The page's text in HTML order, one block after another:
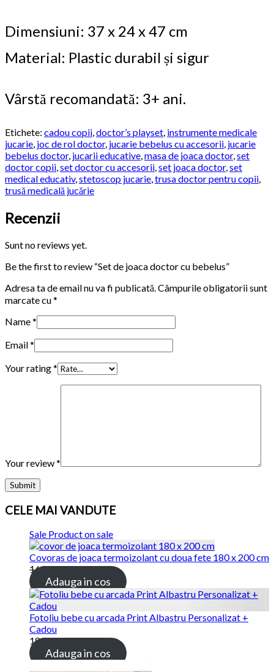
Dimensiuni: 37 x 24 x 47 cm
Material: Plastic durabil și sigur
Vârstă recomandată: 3+ ani.
Etichete: cadou copii,doctor’s playset, instrumente medicale
jucarie, joc de rol doctor, jucarie bebelus cu accesorii, jucarie
bebelus doctor, jucarii educative,masa de joaca doctor,set
doctor copii,set doctor cu accesorii,set joaca doctor,set
medical educativ,stetoscop jucarie,trusa doctor pentru copii,
trusă medicală jucărie
Recenzii
Sunt no reviews yet.
Be the first to review “Set de joaca doctor cu bebelus”
Adresa ta de email nu va fi publicată.Câmpurile obligatorii sunt
marcate cu*
Name*
Email*
Your rating*
Your review*
CELE MAI VANDUTE
Sale Product on sale
Covoras de joaca termoizolant cu doua fete 180 x 200 cm
169.00lei115.00lei
Adauga in cos
Fotoliu bebe cu arcada Print Albastru Personalizat +
Cadou
189.00lei
Adauga in cos